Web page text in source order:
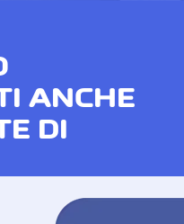
ANCHE
DI